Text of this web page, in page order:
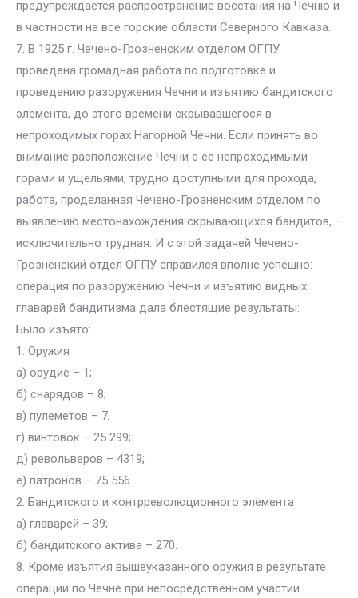
предупреждается распространение восстания на Чечню и
в частности на все горские области Северного Кавказа.
7. В 1925 г. Чечено-Грозненским отделом ОГПУ
проведена громадная работа по подготовке и
проведению разоружения Чечни и изъятию бандитского
элемента, до этого времени скрывавшегося в
непроходимых горах Нагорной Чечни. Если принять во
внимание расположение Чечни с ее непроходимыми
горами и ущельями, трудно доступными для прохода,
работа, проделанная Чечено-Грозненским отделом по
выявлению местонахождения скрывающихся бандитов, –
исключительно трудная. И с этой задачей Чечено-
Грозненский отдел ОГПУ справился вполне успешно:
операция по разоружению Чечни и изъятию видных
главарей бандитизма дала блестящие результаты:
Было изъято:
1. Оружия
а) орудие – 1;
б) снарядов – 8;
в) пулеметов – 7;
г) винтовок – 25 299;
д) револьверов – 4319;
e) патронов – 75 556.
2. Бандитского и контрреволюционного элемента
а) главарей – 39;
б) бандитского актива – 270.
8. Кроме изъятия вышеуказанного оружия в результате
операции по Чечне при непосредственном участии